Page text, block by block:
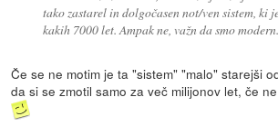
tako zastarel in dolgočasen not/ven sistem, ki
kakih 7000 let. Ampak ne, važn da smo
Če se ne motim je ta "sistem" "malo" starejši
da si se zmotil samo za več milijonov let, če